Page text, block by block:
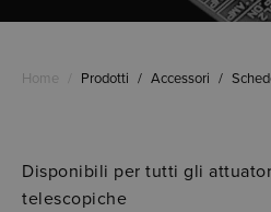
Home Prodotti / Accessori /
Disponibili per tutti gli
telescopiche